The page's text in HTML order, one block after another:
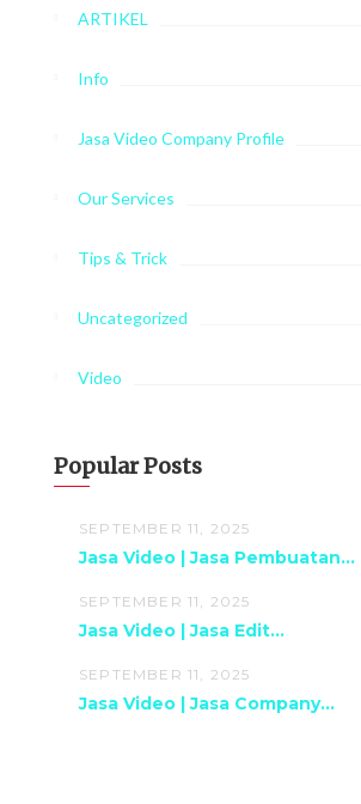
ARTIKEL
Info
Jasa Video Company Profile
Our Services
Tips & Trick
Uncategorized
Video
Popular Posts
SEPTEMBER 11, 2025
Jasa Video | Jasa Pembuatan...
SEPTEMBER 11, 2025
Jasa Video | Jasa Edit...
SEPTEMBER 11, 2025
Jasa Video | Jasa Company...